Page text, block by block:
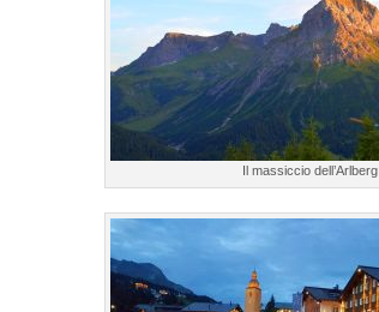
Il massiccio dell’Arlberg